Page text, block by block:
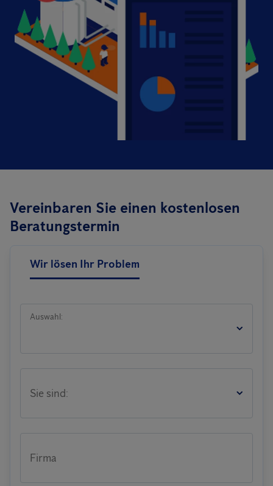
Vereinbaren Sie einen kostenlosen
Beratungstermin
Wir lösen Ihr Problem
Auswahl:
Sie sind:
Firma